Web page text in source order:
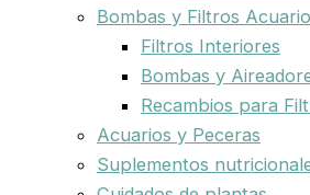
Bombas y Filtros
Filtros Interiores
Bombas y
Recambios para
Acuarios y Peceras
Suplementos